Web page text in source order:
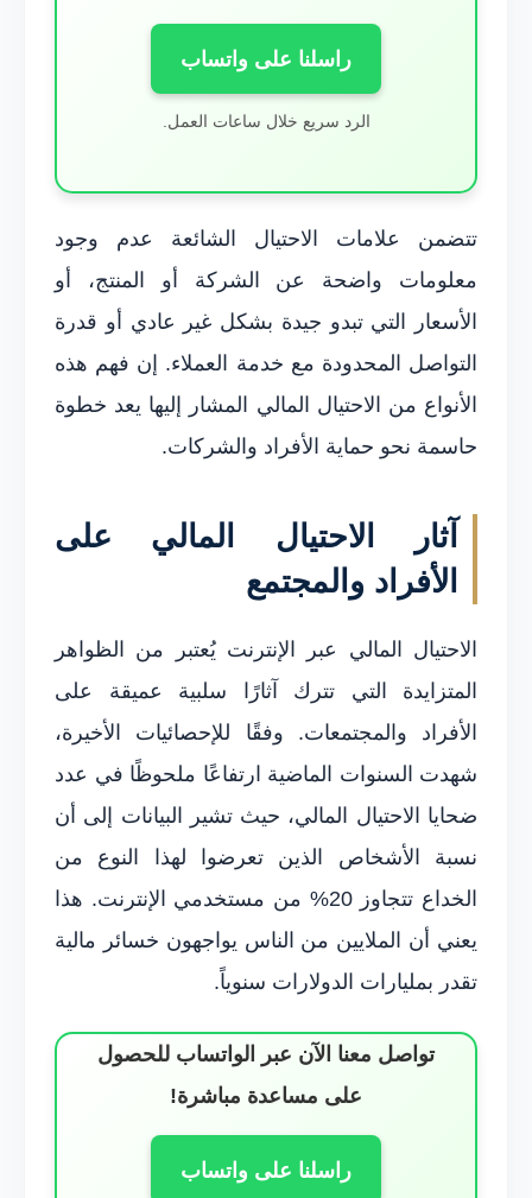
راسلنا على واتساب
الرد سريع خلال ساعات العمل.
تتضمن علامات الاحتيال الشائعة عدم وجود
معلومات واضحة عن الشركة أو المنتج، أو
الأسعار التي تبدو جيدة بشكل غير عادي أو قدرة
التواصل المحدودة مع خدمة العملاء. إن فهم هذه
الأنواع من الاحتيال المالي المشار إليها يعد خطوة
حاسمة نحو حماية الأفراد والشركات.
آثار الاحتيال المالي على
الأفراد والمجتمع
الاحتيال المالي عبر الإنترنت يُعتبر من الظواهر
المتزايدة التي تترك آثارًا سلبية عميقة على
الأفراد والمجتمعات. وفقًا للإحصائيات الأخيرة،
شهدت السنوات الماضية ارتفاعًا ملحوظًا في عدد
ضحايا الاحتيال المالي، حيث تشير البيانات إلى أن
نسبة الأشخاص الذين تعرضوا لهذا النوع من
الخداع تتجاوز 20% من مستخدمي الإنترنت. هذا
يعني أن الملايين من الناس يواجهون خسائر مالية
تقدر بمليارات الدولارات سنوياً.
تواصل معنا الآن عبر الواتساب للحصول
على مساعدة مباشرة!
راسلنا على واتساب